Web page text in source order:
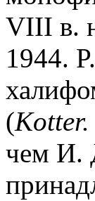
VIII в.
1944.
(Kotter.
чем И.